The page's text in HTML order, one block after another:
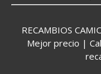
RECAMBIOS
Mejor precio |